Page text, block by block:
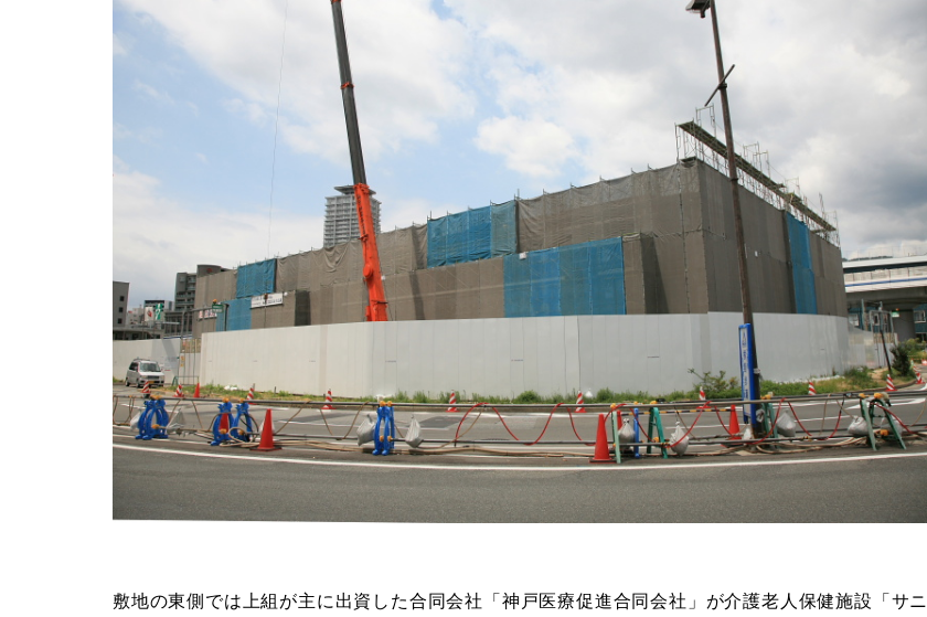
敷地の東側では上組が主に出資した合同会社「神戸医療促進合同会社」が介護老人保健施設「サニ